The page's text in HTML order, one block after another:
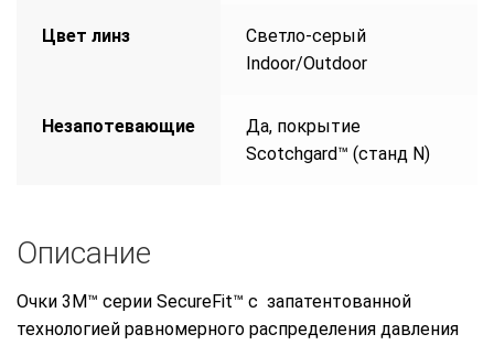
Цвет линз
Cветло-серый
Indoor/Outdoor
Незапотевающие
Да, покрытие
Scotchgard™ (станд N)
Описание
Очки 3M™ серии SecureFit™ с запатентованной
технологией равномерного распределения давления